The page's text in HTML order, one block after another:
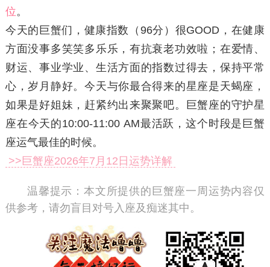
位。
今天的巨蟹们，健康指数（96分）很GOOD，在健康
方面没事多笑笑多乐乐，有抗衰老功效啦；在爱情、
财运、事业学业、生活方面的指数过得去，保持平常
心，岁月静好。今天与你最合得来的星座是天蝎座，
如果是好姐妹，赶紧约出来聚聚吧。巨蟹座的守护星
座在今天的10:00-11:00 AM最活跃，这个时段是巨蟹
座运气最佳的时候。
>>巨蟹座2026年7月12日运势详解
温馨提示： 本文所提供的巨蟹座一周运势内容仅
供参考，请勿盲目对号入座及痴迷其中。